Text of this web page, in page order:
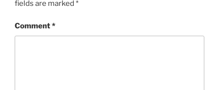
fields are marked *
Comment*